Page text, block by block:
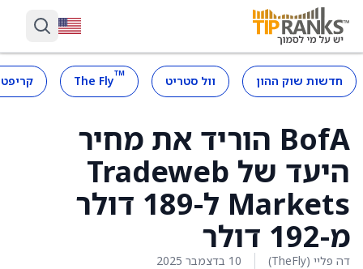
חדשות שוק ההון וול סטריט ™
The Fly
BofA הוריד את מחיר
היעד של Tradeweb
Markets ל-189 דולר
מ-192 דולר
דה פליי (TheFly) 10 בדצמבר 2025